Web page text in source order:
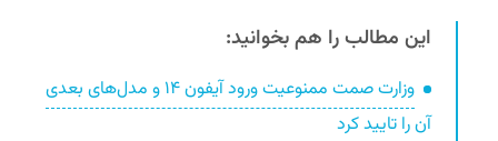
این مطالب را هم بخوانید:
وزارت صمت ممنوعیت ورود آیفون ۱۴ و مدل‌های بعدی
آن را تایید کرد